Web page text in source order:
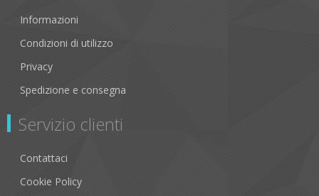
Informazioni
Condizioni di utilizzo
Privacy
Spedizione e consegna
Servizio clienti
Contattaci
Cookie Policy